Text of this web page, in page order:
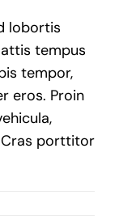
lobortis
tempus
tempor,
eros. Proin
Cras porttitor